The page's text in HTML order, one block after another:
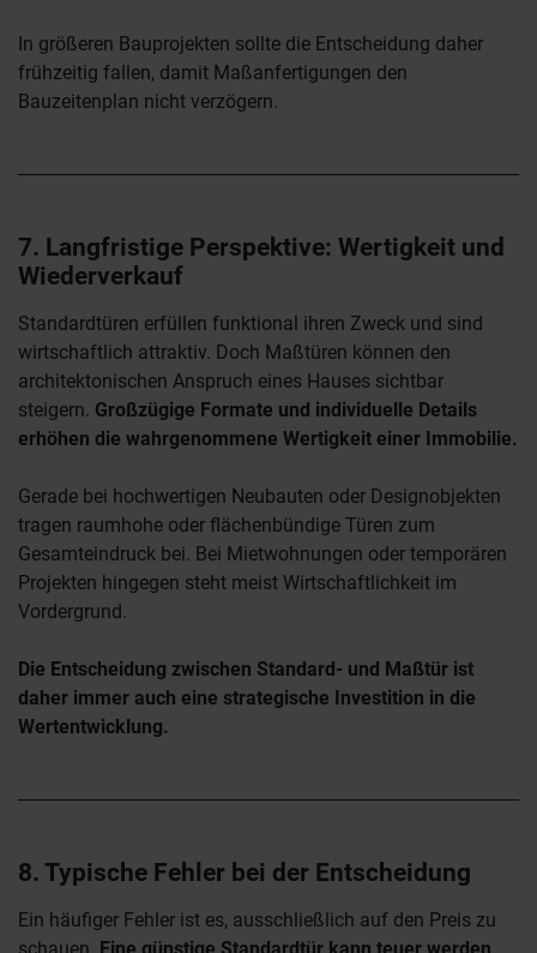
In größeren Bauprojekten sollte die Entscheidung daher
frühzeitig fallen, damit Maßanfertigungen den
Bauzeitenplan nicht verzögern.
7. Langfristige Perspektive: Wertigkeit und
Wiederverkauf
Standardtüren erfüllen funktional ihren Zweck und sind
wirtschaftlich attraktiv. Doch Maßtüren können den
architektonischen Anspruch eines Hauses sichtbar
steigern. Großzügige Formate und individuelle Details
erhöhen die wahrgenommene Wertigkeit einer Immobilie.
Gerade bei hochwertigen Neubauten oder Designobjekten
tragen raumhohe oder flächenbündige Türen zum
Gesamteindruck bei. Bei Mietwohnungen oder temporären
Projekten hingegen steht meist Wirtschaftlichkeit im
Vordergrund.
Die Entscheidung zwischen Standard- und Maßtür ist
daher immer auch eine strategische Investition in die
Wertentwicklung.
8. Typische Fehler bei der Entscheidung
Ein häufiger Fehler ist es, ausschließlich auf den Preis zu